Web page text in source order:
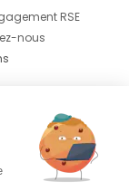
RSE
nous